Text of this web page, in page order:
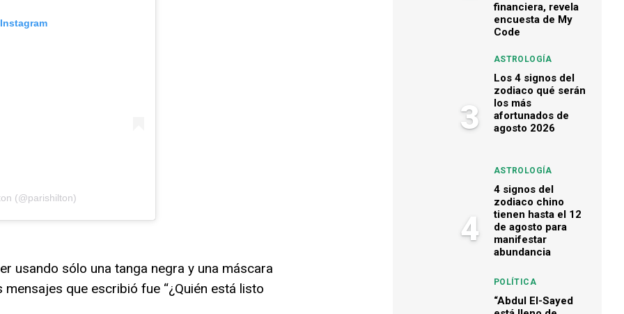
(@parishilton)
usando sólo una tanga negra y una máscara
que escribió fue “¿Quién está listo
financiera, revela
encuesta de My
Code
3
ASTROLOGÍA
Los 4 signos del
zodiaco qué serán
los más
afortunados de
agosto 2026
4
ASTROLOGÍA
4 signos del
zodiaco chino
tienen hasta el 12
de agosto para
manifestar
abundancia
POLÍTICA
“Abdul El-Sayed